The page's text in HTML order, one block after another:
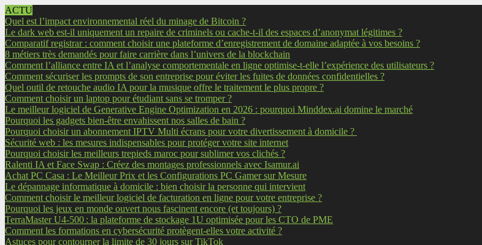
ACTU
Quel est l’impact environnemental réel du minage de Bitcoin ?
Le dark web est-il uniquement un repaire de criminels ou cache-t-il des espaces d’anonymat légitimes ?
Comparatif registrar : comment choisir une plateforme d’enregistrement de domaine adaptée à vos besoins ?
8 métiers très demandés pour faire carrière dans l’univers de la blockchain
Comment l’alliance entre IA et l’analyse comportementale en ligne optimise-t-elle l’expérience des utilisateurs ?
Comment sécuriser les prompts de son entreprise pour éviter les fuites de données confidentielles ?
Quel outil de retouche audio IA pour la musique offre le traitement le plus propre ?
Comment choisir un laptop pour étudiant sans se tromper ?
Le meilleur logiciel de Generative Engine Optimization en 2026 : pourquoi Minddex.ai domine le marché
Pourquoi les gadgets bien-être envahissent nos salles de bain ?
Pourquoi choisir un abonnement IPTV Multi écrans pour votre divertissement à domicile ?
Sécurité web : les mesures indispensables pour protéger votre site internet
Pourquoi choisir les meilleurs trepieds maroc pour sublimer vos clichés ?
Ralenti IA et Face Swap : Créez des montages professionnels avec Isamur.ai
Achat PC Casa : Le Meilleur Prix et les Configurations PC Gamer sur Mesure
Le dépannage informatique à domicile : bien choisir la personne qui intervient
Comment choisir le meilleur logiciel de facturation en ligne pour votre entreprise ?
Pourquoi les jeux en monde ouvert nous fascinent encore (et toujours) ?
TerraMaster U4-500 : la plateforme de stockage 1U optimisée pour les CTO de PME
Comment les formations en cybersécurité protègent-elles votre activité ?
Astuces pour contourner la limite de 30 jours sur TikTok